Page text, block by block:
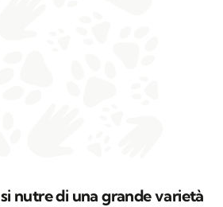
si nutre di una grande varietà